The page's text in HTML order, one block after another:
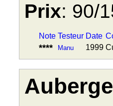
Prix: 90/
Note Testeur Date
**** Manu 1999